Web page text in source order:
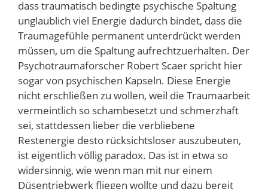
dass traumatisch bedingte psychische Spaltung
unglaublich viel Energie dadurch bindet, dass die
Traumagefühle permanent unterdrückt werden
müssen, um die Spaltung aufrechtzuerhalten. Der
Psychotraumaforscher Robert Scaer spricht hier
sogar von psychischen Kapseln. Diese Energie
nicht erschließen zu wollen, weil die Traumaarbeit
vermeintlich so schambesetzt und schmerzhaft
sei, stattdessen lieber die verbliebene
Restenergie desto rücksichtsloser auszubeuten,
ist eigentlich völlig paradox. Das ist in etwa so
widersinnig, wie wenn man mit nur einem
Düsentriebwerk fliegen wollte und dazu bereit